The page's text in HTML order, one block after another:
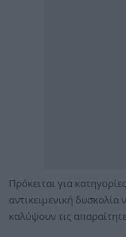
Πρόκειται για
αντικειμενική
καλύψουν τις